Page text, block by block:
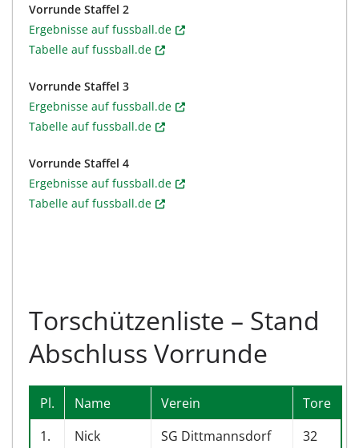
Vorrunde Staffel 2
Ergebnisse auf fussball.de
Tabelle auf fussball.de
Vorrunde Staffel 3
Ergebnisse auf fussball.de
Tabelle auf fussball.de
Vorrunde Staffel 4
Ergebnisse auf fussball.de
Tabelle auf fussball.de
Torschützenliste – Stand
Abschluss Vorrunde
Pl. Name Verein
Tore
1.
Nick
SG Dittmannsdorf 32